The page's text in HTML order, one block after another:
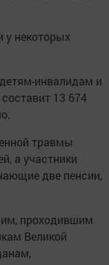
некоторых
инвалидам и
13 674
травмы
а участники
две пенсии,
проходившим
Великой